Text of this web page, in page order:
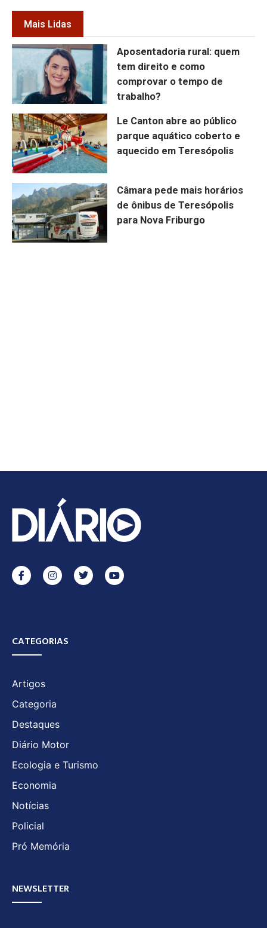
Mais Lidas
Aposentadoria rural: quem
tem direito e como
comprovar o tempo de
trabalho?
Le Canton abre ao público
parque aquático coberto e
aquecido em Teresópolis
Câmara pede mais horários
de ônibus de Teresópolis
para Nova Friburgo
CATEGORIAS
Artigos
Categoria
Destaques
Diário Motor
Ecologia e Turismo
Economia
Notícias
Policial
Pró Memória
NEWSLETTER